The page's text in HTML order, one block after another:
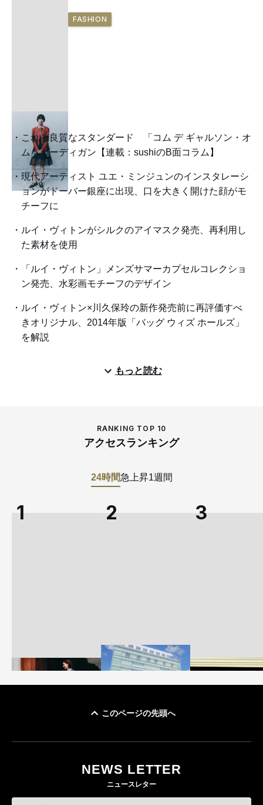
FASHION
これぞ良質なスタンダード 「コム デ ギャルソン・オ
ム」カーディガン【連載：sushiのB面コラム】
現代アーティスト ユエ・ミンジュンのインスタレーシ
ョンがドーバー銀座に出現、口を大きく開けた顔がモ
チーフに
ルイ・ヴィトンがシルクのアイマスク発売、再利用し
た素材を使用
「ルイ・ヴィトン」メンズサマーカプセルコレクショ
ン発売、水彩画モチーフのデザイン
ルイ・ヴィトン×川久保玲の新作発売前に再評価すべ
きオリジナル、2014年版「バッグ ウィズ ホールズ」
を解説
もっと読む
RANKING TOP 10
アクセスランキング
24時間急上昇1週間
ケットなど7型を発売
FASHION
このページの先頭へ
NEWS LETTER
ニュースレター